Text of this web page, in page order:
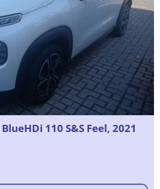
110 S&S Feel, 2021